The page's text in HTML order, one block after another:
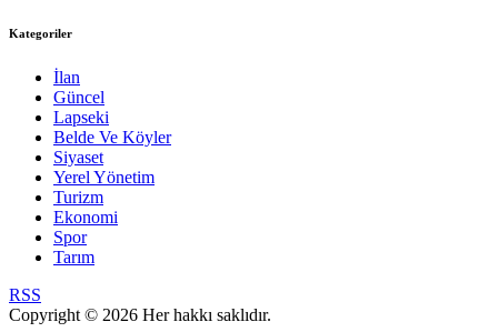
Kategoriler
İlan
Güncel
Lapseki
Belde Ve Köyler
Siyaset
Yerel Yönetim
Turizm
Ekonomi
Spor
Tarım
RSS
Copyright © 2026 Her hakkı saklıdır.